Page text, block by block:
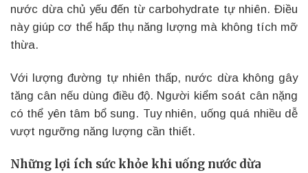
nước dừa chủ yếu đến từ carbohydrate tự nhiên. Điều
này giúp cơ thể hấp thụ năng lượng mà không tích mỡ
thừa.
Với lượng đường tự nhiên thấp, nước dừa không gây
tăng cân nếu dùng điều độ. Người kiểm soát cân nặng
có thể yên tâm bổ sung. Tuy nhiên, uống quá nhiều dễ
vượt ngưỡng năng lượng cần thiết.
Những lợi ích sức khỏe khi uống nước dừa